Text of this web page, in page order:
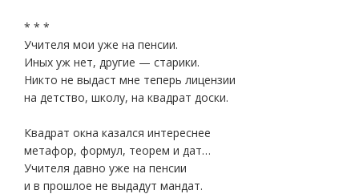
* * *
Учителя мои уже на пенсии.
Иных уж нет, другие — старики.
Никто не выдаст мне теперь лицензии
на детство, школу, на квадрат доски.
Квадрат окна казался интереснее
метафор, формул, теорем и дат…
Учителя давно уже на пенсии
и в прошлое не выдадут мандат.